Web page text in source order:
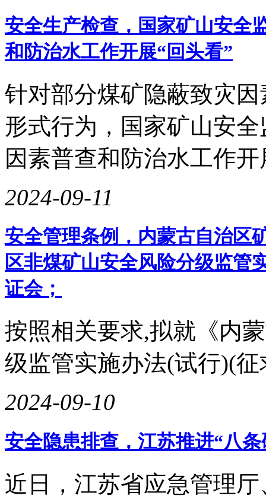
安全生产检查，国家矿山安全
和防治水工作开展“回头看”
针对部分煤矿隐蔽致灾
形式行为，国家矿山安
因素普查和防治水工作开
2024-09-11
安全管理条例，内蒙古自治区
区非煤矿山安全风险分级监管
证会；
按照相关要求,拟就《内
级监管实施办法(试行)(
2024-09-10
安全隐患排查，江苏推进“八
近日，江苏省应急管理